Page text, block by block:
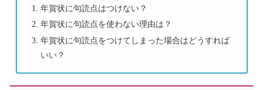
年賀状に句読点はつけない？
年賀状に句読点を使わない理由は？
年賀状に句読点をつけてしまった場合はどうすれば
いい？